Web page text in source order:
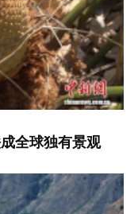
全球独有景观